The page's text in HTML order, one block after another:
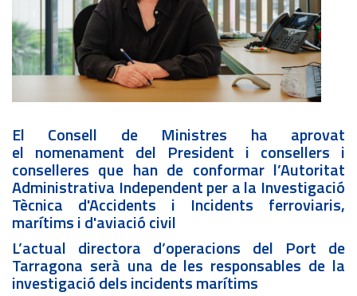
El Consell de Ministres ha aprovat
el nomenament del President i consellers i
conselleres que han de conformar l’Autoritat
Administrativa Independent per a la Investigació
Tècnica d'Accidents i Incidents ferroviaris,
marítims i d'aviació civil
L’actual directora d’operacions del Port de
Tarragona serà una de les responsables de la
investigació dels incidents marítims